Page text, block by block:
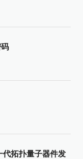
代拓扑量子器件发